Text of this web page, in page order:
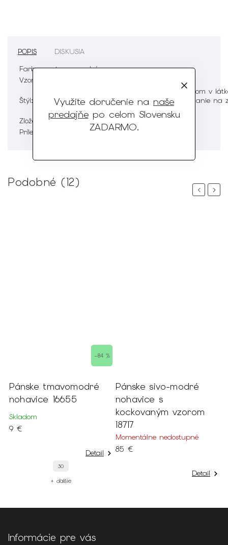
Využite doručenie na naše
predajňepo celom Slovensku
ZADARMO.
POPIS
DISKUSIA
Farba:
tmavomodrá
Vzor:
Štýl:
pánske oblekové nohavice s jemným vzorom v
a zadné vrecká, pútka na opasok, zapínanie na
gombík, regular
Zloženie:
20%vlna, 55% polyester, 25% viskóza
Príležitosť:
na spoločenské udalosti
Podobné (12)
Previous
–84 %
Pánske tmavomodré
nohavice 16655
Skladom
9 €
Detail
30
+ ďalšie
Pánske sivo-modré
nohavice s
kockovaným vzorom
18717
Momentálne nedostupné
85 €
Detail
Next
Informácie pre vás